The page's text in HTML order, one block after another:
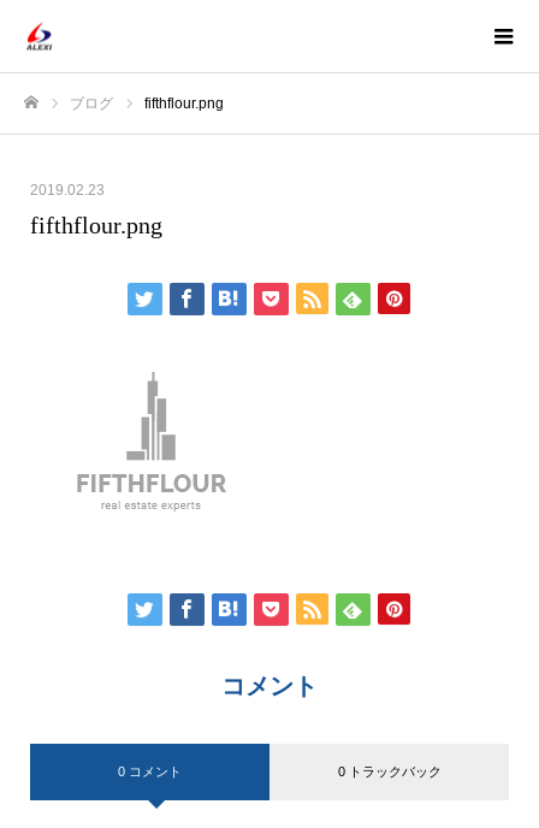
ブログ fifthflour.png
2019.02.23
fifthflour.png
コメント
0 コメント 0 トラックバック